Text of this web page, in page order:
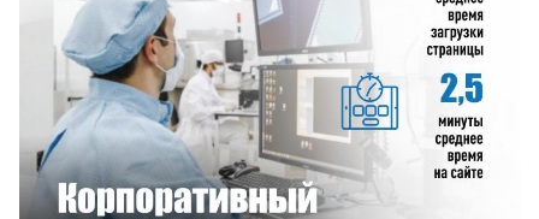
Смотреть проект